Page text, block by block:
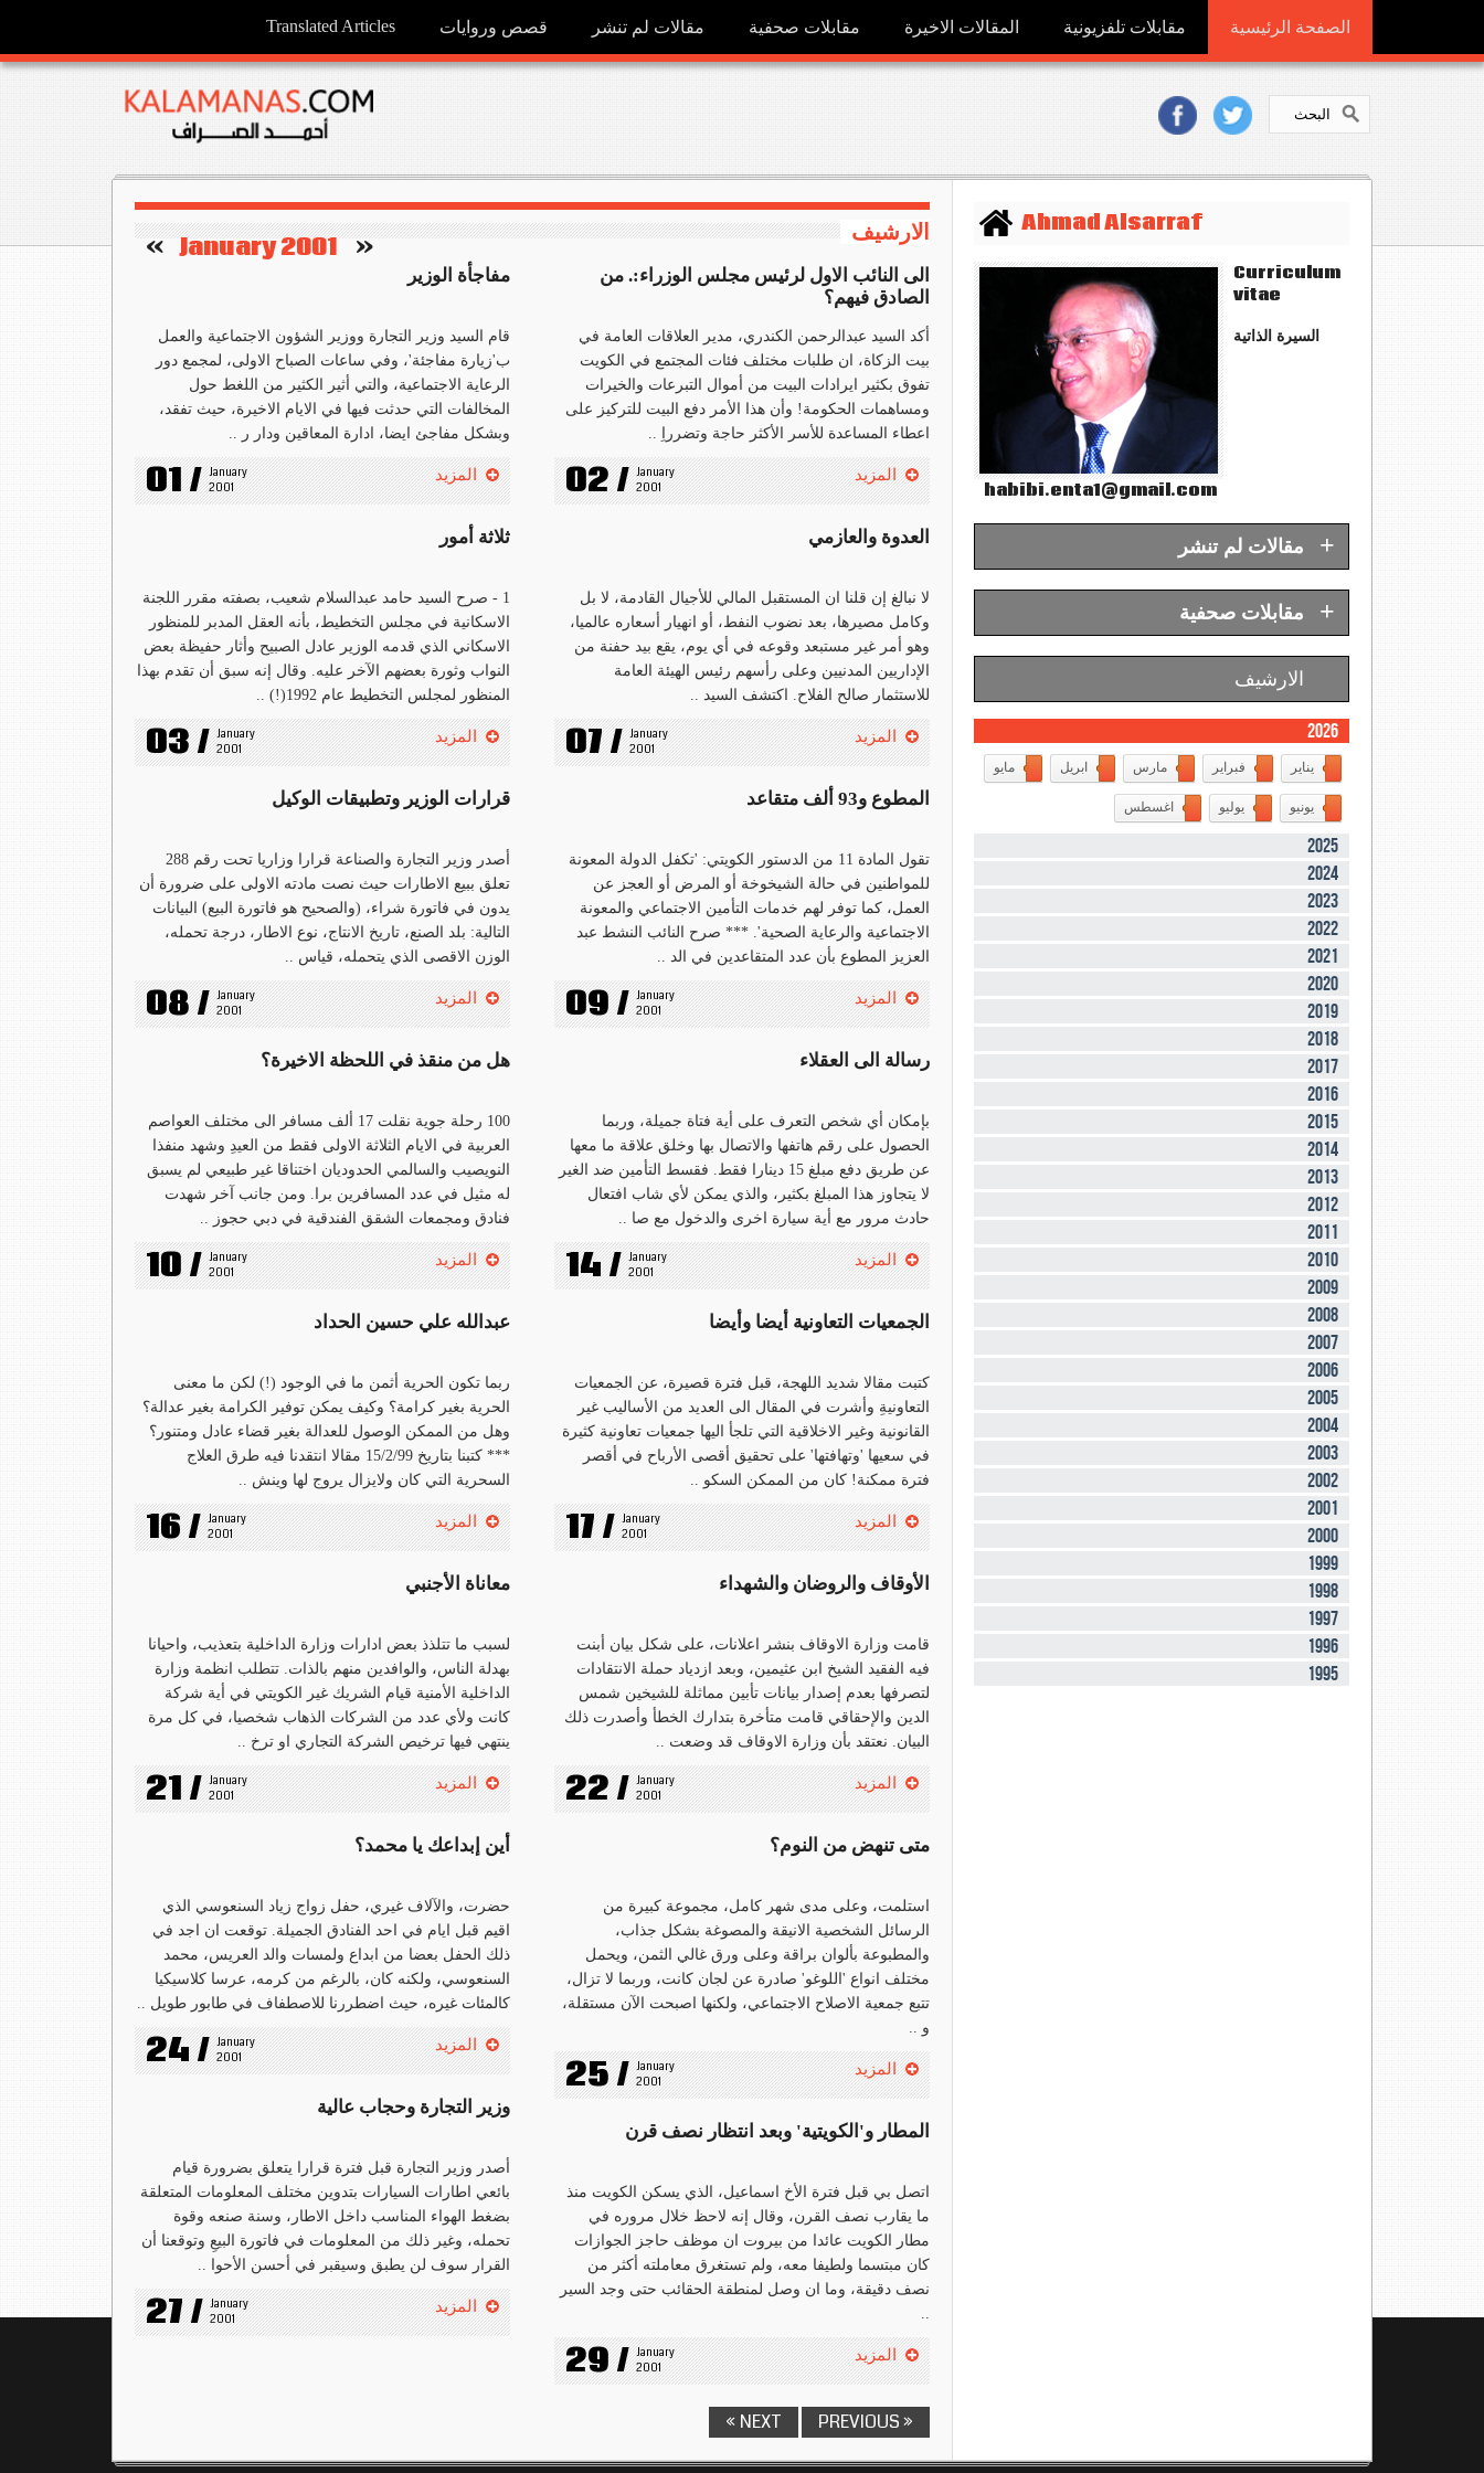
الصفحة الرئيسية مقابلات تلفزيونية المقالات الاخيرة مقابلات صحفية مقالات لم تنشر قصص وروايات Translated Articles
الارشيف «
January 2001
»
مفاجأة الوزير
قام السيد وزير التجارة ووزير الشؤون الاجتماعية والعمل
ب'زيارة مفاجئة'، وفي ساعات الصباح الاولى، لمجمع دور
الرعاية الاجتماعية، والتي أثير الكثير من اللغط حول
المخالفات التي حدثت فيها في الايام الاخيرة، حيث تفقد،
وبشكل مفاجئ ايضا، ادارة المعاقين ودار ر ..
01 / January
2001
المزيد
الى النائب الاول لرئيس مجلس الوزراء:. من
الصادق فيهم؟
أكد السيد عبدالرحمن الكندري، مدير العلاقات العامة في
بيت الزكاة، ان طلبات مختلف فئات المجتمع في الكويت
تفوق بكثير ايرادات البيت من أموال التبرعات والخيرات
ومساهمات الحكومة! وأن هذا الأمر دفع البيت للتركيز على
اعطاء المساعدة للأسر الأكثر حاجة وتضرراِ ..
02 / January
2001
المزيد
ثلاثة أمور
1 - صرح السيد حامد عبدالسلام شعيب، بصفته مقرر اللجنة
الاسكانية في مجلس التخطيط، بأنه العقل المدبر للمنظور
الاسكاني الذي قدمه الوزير عادل الصبيح وأثار حفيظة بعض
النواب وثورة بعضهم الآخر عليه. وقال إنه سبق أن تقدم بهذا
المنظور لمجلس التخطيط عام 1992(!) ..
03 / January
2001
المزيد
العدوة والعازمي
لا نبالغ إن قلنا ان المستقبل المالي للأجيال القادمة، لا بل
وكامل مصيرها، بعد نضوب النفط، أو انهيار أسعاره عالميا،
وهو أمر غير مستبعد وقوعه في أي يوم، يقع بيد حفنة من
الإداريين المدنيين وعلى رأسهم رئيس الهيئة العامة
للاستثمار صالح الفلاح. اكتشف السيد ..
07 / January
2001
المزيد
قرارات الوزير وتطبيقات الوكيل
أصدر وزير التجارة والصناعة قرارا وزاريا تحت رقم 288
تعلق ببيع الاطارات حيث نصت مادته الاولى على ضرورة أن
يدون في فاتورة شراء، (والصحيح هو فاتورة البيع) البيانات
التالية: بلد الصنع، تاريخ الانتاج، نوع الاطار، درجة تحمله،
الوزن الاقصى الذي يتحمله، قياس ..
08 / January
2001
المزيد
المطوع و93 ألف متقاعد
تقول المادة 11 من الدستور الكويتي: 'تكفل الدولة المعونة
للمواطنين في حالة الشيخوخة أو المرض أو العجز عن
العمل، كما توفر لهم خدمات التأمين الاجتماعي والمعونة
الاجتماعية والرعاية الصحية'. *** صرح النائب النشط عبد
العزيز المطوع بأن عدد المتقاعدين في الد ..
09 / January
2001
المزيد
هل من منقذ في اللحظة الاخيرة؟
100 رحلة جوية نقلت 17 ألف مسافر الى مختلف العواصم
العربية في الايام الثلاثة الاولى فقط من العيدِ وشهد منفذا
النويصيب والسالمي الحدوديان اختناقا غير طبيعي لم يسبق
له مثيل في عدد المسافرين برا. ومن جانب آخر شهدت
فنادق ومجمعات الشقق الفندقية في دبي حجوز ..
10 / January
2001
المزيد
رسالة الى العقلاء
بإمكان أي شخص التعرف على أية فتاة جميلة، وربما
الحصول على رقم هاتفها والاتصال بها وخلق علاقة ما معها
عن طريق دفع مبلغ 15 دينارا فقط. فقسط التأمين ضد الغير
لا يتجاوز هذا المبلغ بكثير، والذي يمكن لأي شاب افتعال
حادث مرور مع أية سيارة اخرى والدخول مع صا ..
14 / January
2001
المزيد
عبدالله علي حسين الحداد
ربما تكون الحرية أثمن ما في الوجود (!) لكن ما معنى
الحرية بغير كرامة؟ وكيف يمكن توفير الكرامة بغير عدالة؟
وهل من الممكن الوصول للعدالة بغير قضاء عادل ومتنور؟
*** كتبنا بتاريخ 15/2/99 مقالا انتقدنا فيه طرق العلاج
السحرية التي كان ولايزال يروج لها وينش ..
16 / January
2001
المزيد
الجمعيات التعاونية أيضا وأيضا
كتبت مقالا شديد اللهجة، قبل فترة قصيرة، عن الجمعيات
التعاونيةِ وأشرت في المقال الى العديد من الأساليب غير
القانونية وغير الاخلاقية التي تلجأ اليها جمعيات تعاونية كثيرة
في سعيها 'وتهافتها' على تحقيق أقصى الأرباح في أقصر
فترة ممكنة! كان من الممكن السكو ..
17 / January
2001
المزيد
معاناة الأجنبي
لسبب ما تتلذذ بعض ادارات وزارة الداخلية بتعذيب، واحيانا
بهدلة الناس، والوافدين منهم بالذات. تتطلب انظمة وزارة
الداخلية الأمنية قيام الشريك غير الكويتي في أية شركة
كانت ولأي عدد من الشركات الذهاب شخصيا، في كل مرة
ينتهي فيها ترخيص الشركة التجاري او ترخ ..
21 / January
2001
المزيد
الأوقاف والروضان والشهداء
قامت وزارة الاوقاف بنشر اعلانات، على شكل بيان أبنت
فيه الفقيد الشيخ ابن عثيمين، وبعد ازدياد حملة الانتقادات
لتصرفها بعدم إصدار بيانات تأبين مماثلة للشيخين شمس
الدين والإحقاقي قامت متأخرة بتدارك الخطأ وأصدرت ذلك
البيان. نعتقد بأن وزارة الاوقاف قد وضعت ..
22 / January
2001
المزيد
أين إبداعك يا محمد؟
حضرت، والآلاف غيري، حفل زواج زياد السنعوسي الذي
اقيم قبل ايام في احد الفنادق الجميلة. توقعت ان اجد في
ذلك الحفل بعضا من ابداع ولمسات والد العريس، محمد
السنعوسي، ولكنه كان، بالرغم من كرمه، عرسا كلاسيكيا
كالمئات غيره، حيث اضطررنا للاصطفاف في طابور طويل ..
24 / January
2001
المزيد
متى تنهض من النوم؟
استلمت، وعلى مدى شهر كامل، مجموعة كبيرة من
الرسائل الشخصية الانيقة والمصوغة بشكل جذاب،
والمطبوعة بألوان براقة وعلى ورق غالي الثمن، ويحمل
مختلف انواع 'اللوغو' صادرة عن لجان كانت، وربما لا تزال،
تتبع جمعية الاصلاح الاجتماعي، ولكنها اصبحت الآن مستقلة،
و ..
25 / January
2001
المزيد
وزير التجارة وحجاب عالية
أصدر وزير التجارة قبل فترة قرارا يتعلق بضرورة قيام
بائعي اطارات السيارات بتدوين مختلف المعلومات المتعلقة
بضغط الهواء المناسب داخل الاطار، وسنة صنعه وقوة
تحمله، وغير ذلك من المعلومات في فاتورة البيعِ وتوقعنا أن
القرار سوف لن يطبق وسيقبر في أحسن الأحوا ..
27 / January
2001
المزيد
المطار و'الكويتية' وبعد انتظار نصف قرن
اتصل بي قبل فترة الأخ اسماعيل، الذي يسكن الكويت منذ
ما يقارب نصف القرن، وقال إنه لاحظ خلال مروره في
مطار الكويت عائدا من بيروت ان موظف حاجز الجوازات
كان مبتسما ولطيفا معه، ولم تستغرق معاملته أكثر من
نصف دقيقة، وما ان وصل لمنطقة الحقائب حتى وجد السير
..
29 / January
2001
المزيد
« PREVIOUS
NEXT »
Ahmad Alsarraf
Curriculum
vitae
السيرة الذاتية
habibi.enta1@gmail.com
مقالات لم تنشر +
مقابلات صحفية +
الارشيف
2026
يناير فبراير مارس ابريل مايو
يونيو يوليو اغسطس
2025
2024
2023
2022
2021
2020
2019
2018
2017
2016
2015
2014
2013
2012
2011
2010
2009
2008
2007
2006
2005
2004
2003
2002
2001
2000
1999
1998
1997
1996
1995